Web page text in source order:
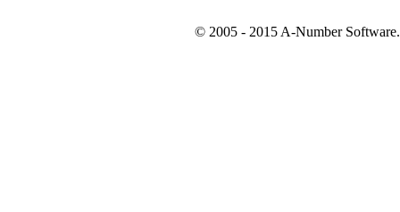
© 2005 - 2015 A-Number